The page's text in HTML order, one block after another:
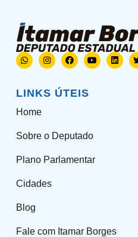
LINKS ÚTEIS
Home
Sobre o Deputado
Plano Parlamentar
Cidades
Blog
Fale com Itamar Borges